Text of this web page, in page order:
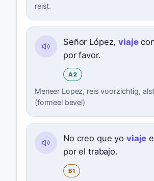
reist.
Señor López,viaje
por favor.
A2
Meneer Lopez, reis voorzichtig,
(formeel bevel)
No creo que yo viaje
por el trabajo.
B1